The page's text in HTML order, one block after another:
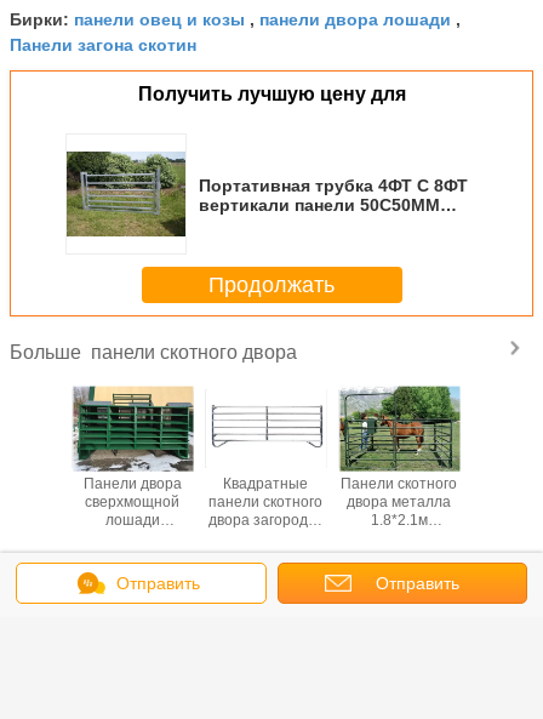
Бирки: панели овец и козы , панели двора лошади ,
Панели загона скотин
Получить лучшую цену для
Портативная трубка 4ФТ С 8ФТ
вертикали панели 50С50ММ
Продолжать
Больше панели скотного двора
Панели двора
сверхмощной
лошади
круглые
Квадратные
панели скотного
двора загородки
рельса
Панели скотного
двора металла
1.8*2.1м
стали
Отправить Отправить
Измените язык